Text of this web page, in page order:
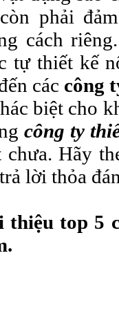
phải
cách
tự thiết kế
các công
biệt cho
công ty
chưa. Hãy
lời thỏa
thiệu top 5